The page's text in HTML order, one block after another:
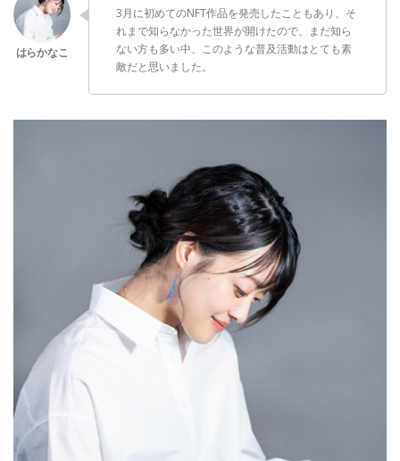
3月に初めてのNFT作品を発売したこともあり、そ
れまで知らなかった世界が開けたので、まだ知ら
ない方も多い中、このような普及活動はとても素
敵だと思いました。